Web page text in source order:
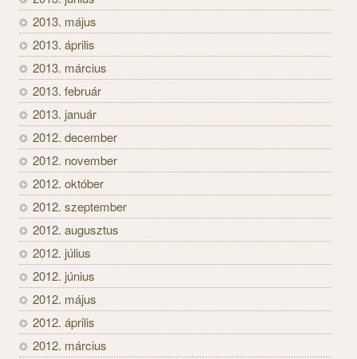
2013. május
2013. április
2013. március
2013. február
2013. január
2012. december
2012. november
2012. október
2012. szeptember
2012. augusztus
2012. július
2012. június
2012. május
2012. április
2012. március